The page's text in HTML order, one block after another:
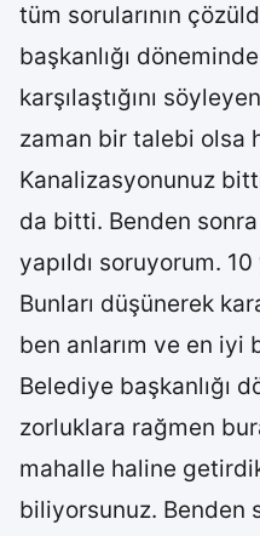
tüm sorularının
başkanlığı
karşılaştığını
zaman bir talebi olsa
Kanalizasyonunuz
da bitti. Benden
yapıldı soruyorum.
Bunları düşünerek
ben anlarım ve en iyi
Belediye başkanlığı
zorluklara rağmen
mahalle haline
biliyorsunuz. Benden